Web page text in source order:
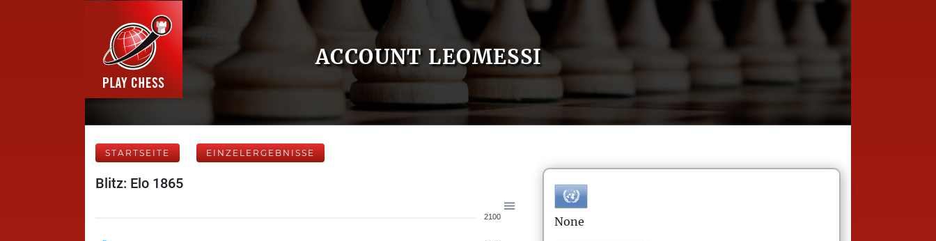
ACCOUNT LEOMESSI
STARTSEITE EINZELERGEBNISSE
Blitz: Elo 1865
2100 None